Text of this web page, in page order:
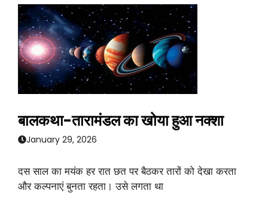
बालकथा-तारामंडल का खोया हुआ नक्शा
January 29, 2026
दस साल का मयंक हर रात छत पर बैठकर तारों को देखा करता
और कल्पनाएं बुनता रहता। उसे लगता था